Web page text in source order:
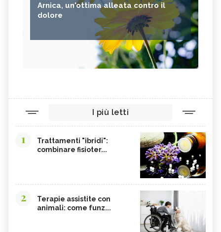
Arnica, un'ottima alleata contro il
dolore
I più letti
1
Trattamenti "ibridi":
combinare fisioter...
2
Terapie assistite con
animali: come funz...